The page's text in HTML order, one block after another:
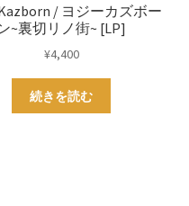
/ ヨジーカズボー
~裏切リノ街~ [LP]
¥4,400
続きを読む